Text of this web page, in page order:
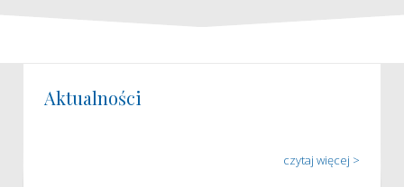
Aktualności
czytaj więcej >